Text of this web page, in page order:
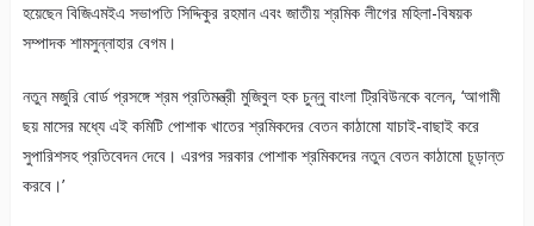
হয়েছেন বিজিএমইএ সভাপতি সিদ্দিকুর রহমান এবং জাতীয় শ্রমিক লীগের মহিলা-বিষয়ক
সম্পাদক শামসুন্নাহার বেগম।
নতুন মজুরি বোর্ড প্রসঙ্গে শ্রম প্রতিমন্ত্রী মুজিবুল হক চুন্নু বাংলা ট্রিবিউনকে বলেন, ‘আগামী
ছয় মাসের মধ্যে এই কমিটি পোশাক খাতের শ্রমিকদের বেতন কাঠামো যাচাই-বাছাই করে
সুপারিশসহ প্রতিবেদন দেবে। এরপর সরকার পোশাক শ্রমিকদের নতুন বেতন কাঠামো চূড়ান্ত
করবে।’